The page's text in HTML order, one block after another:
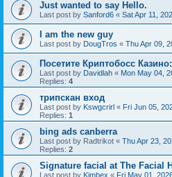
Just wanted to say Hello.
Last post by Sanford6 « Sat Apr 11,
I am the new guy
Last post by DougTros « Thu Apr 09,
Посетите Криптобосс
Last post by Davidlah « Mon May 04,
Replies: 4
трипскан вход
Last post by Kswgcrirl « Fri Jun 05,
Replies: 1
bing ads canberra
Last post by Radtrikot « Thu Apr 23,
Replies: 2
Signature facial at The Facial
Last post by Kimbex « Fri May 01,